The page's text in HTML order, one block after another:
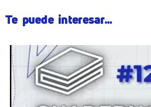
Te puede interesar...